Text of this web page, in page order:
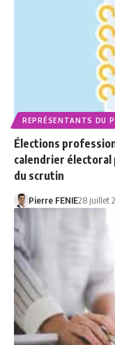
REPRÉSENTANTS DU
Élections
calendrier électoral
du scrutin
Pierre FENIE28 juillet